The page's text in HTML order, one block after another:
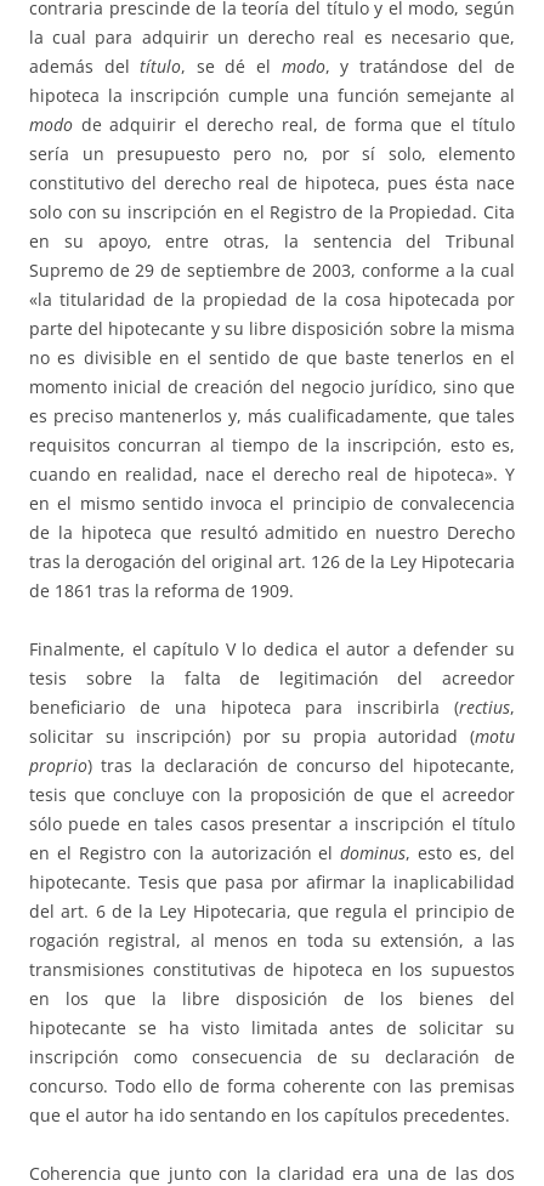
contraria prescinde de la teoría del título y el modo, según
la cual para adquirir un derecho real es necesario que,
además deltítulo, se dé el modo, y tratándose del de
hipoteca la inscripción cumple una función semejante al
modo de adquirir el derecho real, de forma que el título
sería un presupuesto pero no, por sí solo, elemento
constitutivo del derecho real de hipoteca, pues ésta nace
solo con su inscripción en el Registro de la Propiedad. Cita
en su apoyo, entre otras, la sentencia del Tribunal
Supremo de 29 de septiembre de 2003, conforme a la cual
«la titularidad de la propiedad de la cosa hipotecada por
parte del hipotecante y su libre disposición sobre la misma
no es divisible en el sentido de que baste tenerlos en el
momento inicial de creación del negocio jurídico, sino que
es preciso mantenerlos y, más cualificadamente, que tales
requisitos concurran al tiempo de la inscripción, esto es,
cuando en realidad, nace el derecho real de hipoteca». Y
en el mismo sentido invoca el principio de convalecencia
de la hipoteca que resultó admitido en nuestro Derecho
tras la derogación del original art. 126 de la Ley Hipotecaria
de 1861 tras la reforma de 1909.
Finalmente, el capítulo V lo dedica el autor a defender su
tesis sobre la falta de legitimación del acreedor
beneficiario de una hipoteca para inscribirla (rectius,
solicitar su inscripción) por su propia autoridad (motu
proprio) tras la declaración de concurso del hipotecante,
tesis que concluye con la proposición de que el acreedor
sólo puede en tales casos presentar a inscripción el título
en el Registro con la autorización eldominus, esto es, del
hipotecante. Tesis que pasa por afirmar la inaplicabilidad
del art. 6 de la Ley Hipotecaria, que regula el principio de
rogación registral, al menos en toda su extensión, a las
transmisiones constitutivas de hipoteca en los supuestos
en los que la libre disposición de los bienes del
hipotecante se ha visto limitada antes de solicitar su
inscripción como consecuencia de su declaración de
concurso. Todo ello de forma coherente con las premisas
que el autor ha ido sentando en los capítulos precedentes.
Coherencia que junto con la claridad era una de las dos